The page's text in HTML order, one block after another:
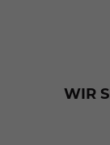
WIR